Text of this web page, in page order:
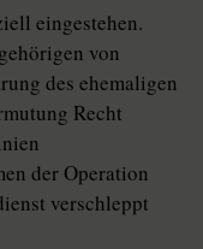
eingestehen.
von
des ehemaligen
Recht
der Operation
verschleppt